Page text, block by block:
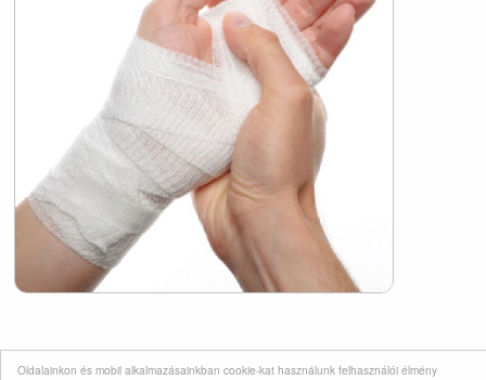
Oldalainkon és mobil alkalmazásainkban cookie-kat használunk felhasználói élmény